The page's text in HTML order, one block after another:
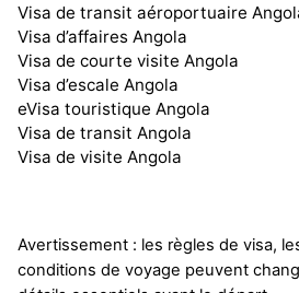
Visa de transit aéroportuaire
Visa d’affaires Angola
Visa de courte visite Angola
Visa d’escale Angola
eVisa touristique Angola
Visa de transit Angola
Visa de visite Angola
Avertissement : les règles de visa,
conditions de voyage peuvent